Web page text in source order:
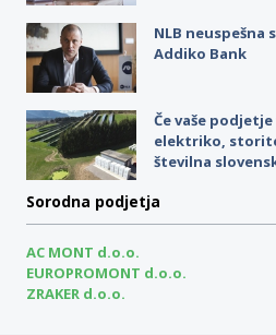
NLB neuspešna
Addiko Bank
Če vaše
elektriko,
številna
Sorodna podjetja
AC MONT d.o.o.
EUROPROMONT d.o.o.
ZRAKER d.o.o.